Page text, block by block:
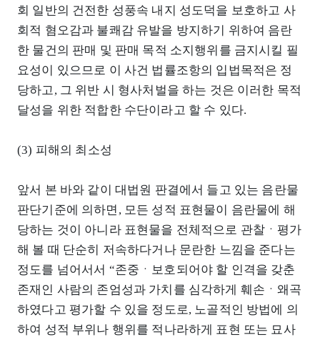
회 일반의 건전한 성풍속 내지 성도덕을 보호하고 사
회적 혐오감과 불쾌감 유발을 방지하기 위하여 음란
한 물건의 판매 및 판매 목적 소지행위를 금지시킬 필
요성이 있으므로 이 사건 법률조항의 입법목적은 정
당하고, 그 위반 시 형사처벌을 하는 것은 이러한 목적
달성을 위한 적합한 수단이라고 할 수 있다.
(3) 피해의 최소성
앞서 본 바와 같이 대법원 판결에서 들고 있는 음란물
판단기준에 의하면, 모든 성적 표현물이 음란물에 해
당하는 것이 아니라 표현물을 전체적으로 관찰ㆍ평가
해 볼 때 단순히 저속하다거나 문란한 느낌을 준다는
정도를 넘어서서 “존중ㆍ보호되어야 할 인격을 갖춘
존재인 사람의 존엄성과 가치를 심각하게 훼손ㆍ왜곡
하였다고 평가할 수 있을 정도로, 노골적인 방법에 의
하여 성적 부위나 행위를 적나라하게 표현 또는 묘사